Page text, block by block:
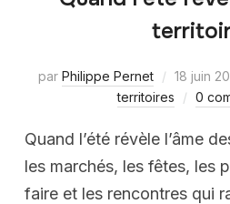
par Philippe Pernet 18 juin
territoires
0
Quand l’été révèle l’âme
les marchés, les fêtes, les
faire et les rencontres qui